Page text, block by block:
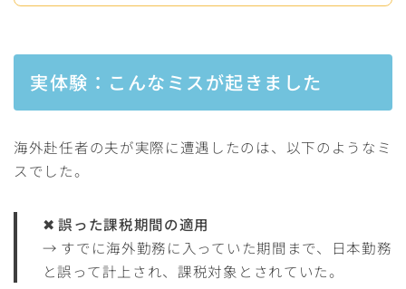
実体験：こんなミスが起きました
海外赴任者の夫が実際に遭遇したのは、以下のようなミ
スでした。
✖誤った課税期間の適用
→ すでに海外勤務に入っていた期間まで、日本勤務
と誤って計上され、課税対象とされていた。